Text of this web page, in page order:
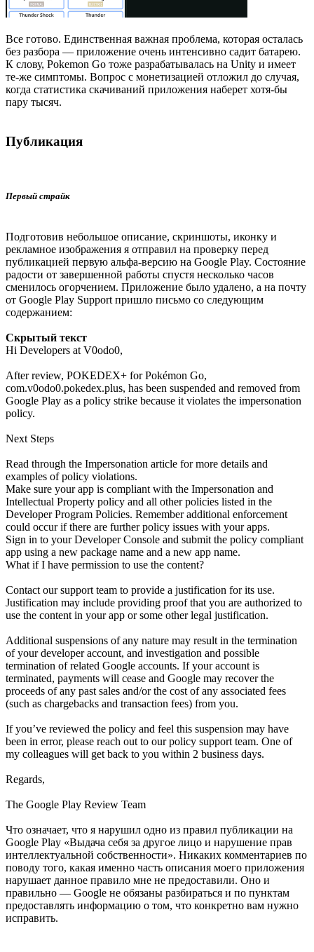
Все готово. Единственная важная проблема, которая осталась
без разбора — приложение очень интенсивно садит батарею.
К слову, Pokemon Go тоже разрабатывалась на Unity и имеет
те-же симптомы. Вопрос с монетизацией отложил до случая,
когда статистика скачиваний приложения наберет хотя-бы
пару тысяч.
Публикация
Первый страйк
Подготовив небольшое описание, скриншоты, иконку и
рекламное изображения я отправил на проверку перед
публикацией первую альфа-версию на Google Play. Состояние
радости от завершенной работы спустя несколько часов
сменилось огорчением. Приложение было удалено, а на почту
от Google Play Support пришло письмо со следующим
содержанием:
Скрытый текст
Hi Developers at V0odo0,
After review, POKEDEX+ for Pokémon Go,
com.v0odo0.pokedex.plus, has been suspended and removed from
Google Play as a policy strike because it violates the impersonation
policy.
Next Steps
Read through the Impersonation article for more details and
examples of policy violations.
Make sure your app is compliant with the Impersonation and
Intellectual Property policy and all other policies listed in the
Developer Program Policies. Remember additional enforcement
could occur if there are further policy issues with your apps.
Sign in to your Developer Console and submit the policy compliant
app using a new package name and a new app name.
What if I have permission to use the content?
Contact our support team to provide a justification for its use.
Justification may include providing proof that you are authorized to
use the content in your app or some other legal justification.
Additional suspensions of any nature may result in the termination
of your developer account, and investigation and possible
termination of related Google accounts. If your account is
terminated, payments will cease and Google may recover the
proceeds of any past sales and/or the cost of any associated fees
(such as chargebacks and transaction fees) from you.
If you’ve reviewed the policy and feel this suspension may have
been in error, please reach out to our policy support team. One of
my colleagues will get back to you within 2 business days.
Regards,
The Google Play Review Team
Что означает, что я нарушил одно из правил публикации на
Google Play «Выдача себя за другое лицо и нарушение прав
интеллектуальной собственности». Никаких комментариев по
поводу того, какая именно часть описания моего приложения
нарушает данное правило мне не предоставили. Оно и
правильно — Google не обязаны разбираться и по пунктам
предоставлять информацию о том, что конкретно вам нужно
исправить.